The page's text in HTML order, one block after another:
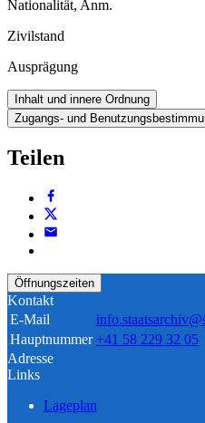
Nationalität, Anm.
Zivilstand
Ausprägung
Inhalt und innere Ordnung
Zugangs- und
Teilen
Öffnungszeiten
Kontakt
E-Mail
Hauptnummer +41 58 229 32 05
Adresse
Links
Lageplan